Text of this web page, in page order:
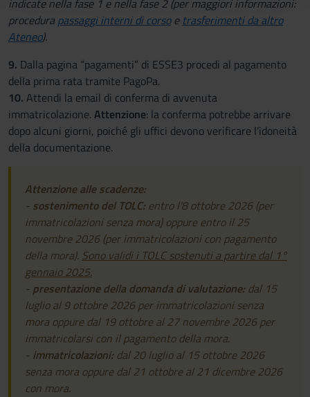
raccolto dal tuo utilizzo dei loro servizi.
indicate nella fase 1 e nella fase 2 (per maggiori informazioni:
procedura passaggi interni di corsoe trasferimenti da altro
Ateneo).
9. Dalla pagina “pagamenti” di ESSE3 procedi al pagamento
della prima rata tramite PagoPa.
10. Attendi la email di conferma di avvenuta
immatricolazione. Attenzione: la conferma potrebbe arrivare
dopo alcuni giorni, poiché gli uffici devono verificare l’idoneità
della documentazione.
Attenzione alle scadenze:
- sostenimento del TOLC: entro l'8 ottobre 2026 (per
immatricolazioni senza mora) oppure entro il 25
novembre 2026 (per immatricolazioni con pagamento
della mora). Sono validi i TOLC sostenuti a partire dal 1°
gennaio 2025.
- presentazione della domanda di valutazione: dal 15
luglio al 9 ottobre 2026 per immatricolazioni senza
mora oppure dal 19 ottobre al 27 novembre 2026 per
immatricolarsi con il pagamento della mora.
- immatricolazioni: dal 20 luglio al 15 ottobre 2026
senza mora oppure dal 21 ottobre al 21 dicembre 2026
con mora.